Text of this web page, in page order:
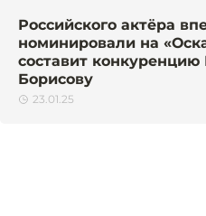
Российского актёра
номинировали на
составит
Борисову
23.01.25